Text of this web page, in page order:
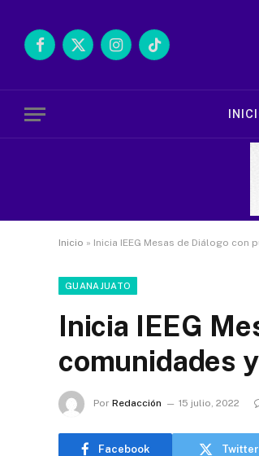
Facebook
X
InstagramTikTok
Inicio » Inicia IEEG Mesas de Diálogo
GUANAJUATO
Inicia IEEG
comunidades
Por Redacción 15 julio, 2022
Facebook Twitter